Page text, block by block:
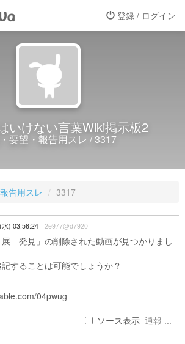
登録 / ログイン
いけない言葉Wiki掲示板2
要望・報告用スレ / 3317
告用スレ 3317
) 03:56:24 2e977@d7920
展 発見」の削除された動画が見つかりまし
することは可能でしょうか？
04pwug
ソース表示 通報 ...